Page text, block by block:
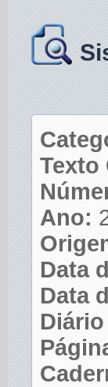
Texto
Ano:
Data
Data